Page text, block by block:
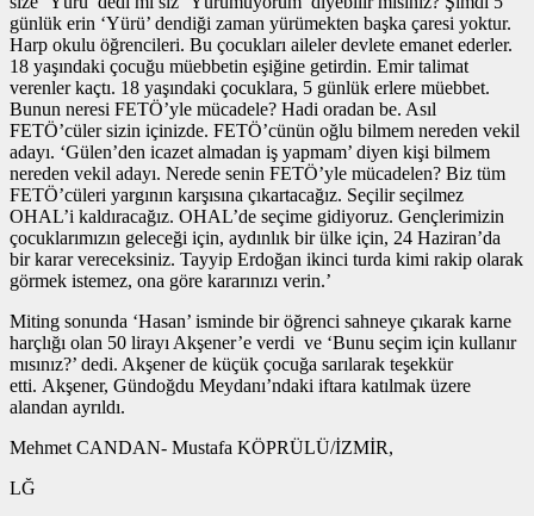
günlük erin ‘Yürü’ dendiği zaman yürümekten başka çaresi yoktur.
Harp okulu öğrencileri. Bu çocukları aileler devlete emanet ederler.
18 yaşındaki çocuğu müebbetin eşiğine getirdin. Emir talimat
verenler kaçtı. 18 yaşındaki çocuklara, 5 günlük erlere müebbet.
Bunun neresi FETÖ’yle mücadele? Hadi oradan be. Asıl
FETÖ’cüler sizin içinizde. FETÖ’cünün oğlu bilmem nereden vekil
adayı. ‘Gülen’den icazet almadan iş yapmam’ diyen kişi bilmem
nereden vekil adayı. Nerede senin FETÖ’yle mücadelen? Biz tüm
FETÖ’cüleri yargının karşısına çıkartacağız. Seçilir seçilmez
OHAL’i kaldıracağız. OHAL’de seçime gidiyoruz. Gençlerimizin
çocuklarımızın geleceği için, aydınlık bir ülke için, 24 Haziran’da
bir karar vereceksiniz. Tayyip Erdoğan ikinci turda kimi rakip olarak
görmek istemez, ona göre kararınızı verin.’
Miting sonunda ‘Hasan’ isminde bir öğrenci sahneye çıkarak karne
harçlığı olan 50 lirayı Akşener’e verdi ve ‘Bunu seçim için kullanır
mısınız?’ dedi. Akşener de küçük çocuğa sarılarak teşekkür
etti. Akşener, Gündoğdu Meydanı’ndaki iftara katılmak üzere
alandan ayrıldı.
Mehmet CANDAN- Mustafa KÖPRÜLÜ/İZMİR,
LĞ